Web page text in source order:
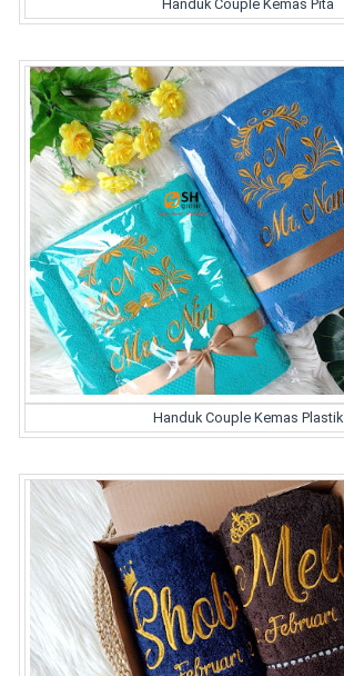
Handuk Couple Kemas Pita
Handuk Couple Kemas Plastik